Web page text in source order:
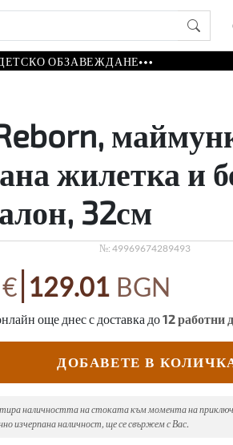
ОБЗАВЕЖДАНЕ
жилетка и
32см
№: 49969674289493
€| 129.01 BGN
още днес с доставка до12работни
ДОБАВЕТЕ В
наличността на стоката към момента на
изчерпана наличност, ще се свържем с Вас.